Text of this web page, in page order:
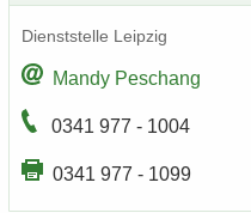
Dienst­stel­le Leip­zig
Mandy Peschang
0341 977 - 1004
0341 977 - 1099